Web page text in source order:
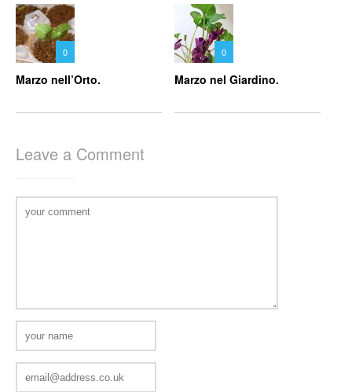
0
Marzo nell’Orto.
0
Marzo nel Giardino.
Leave a Comment